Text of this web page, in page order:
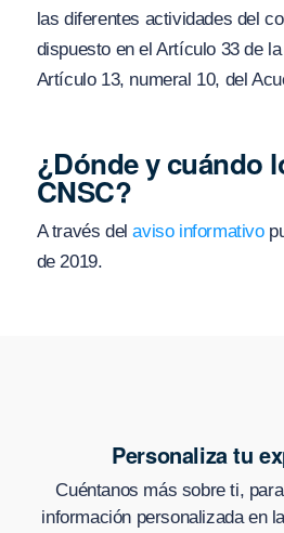
las diferentes actividades del
dispuesto en el Artículo 33 de
Artículo 13, numeral 10, del
¿Dónde y cuándo
CNSC?
A través delaviso informativo
de 2019.
Personaliza tu
Cuéntanos más sobre ti,
información personalizada en